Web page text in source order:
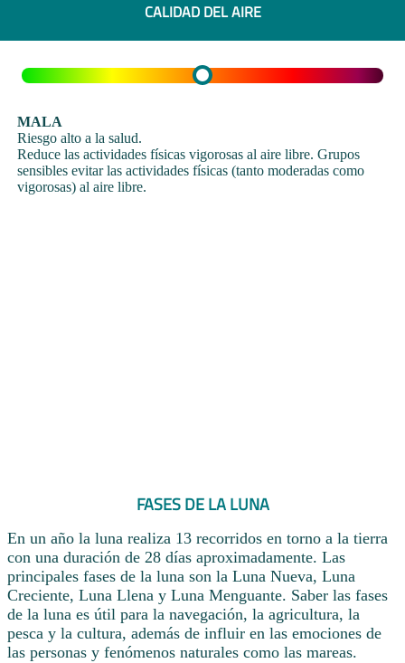
CALIDAD DEL AIRE
MALA
Riesgo alto a la salud.
Reduce las actividades físicas vigorosas al aire libre. Grupos
sensibles evitar las actividades físicas (tanto moderadas como
vigorosas) al aire libre.
FASES DE LA LUNA
En un año la luna realiza 13 recorridos en torno a la tierra
con una duración de 28 días aproximadamente. Las
principales fases de la luna son la Luna Nueva, Luna
Creciente, Luna Llena y Luna Menguante. Saber las fases
de la luna es útil para la navegación, la agricultura, la
pesca y la cultura, además de influir en las emociones de
las personas y fenómenos naturales como las mareas.